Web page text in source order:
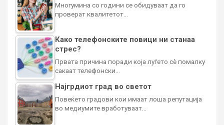
Многумина со години се обидуваат да го
проверат квалитетот…
Како телефонските повици ни станаа
стрес?
Првата причина поради која луѓето сè помалку
сакаат телефонски…
Најгрдиот град во светот
Повеќето градови кои имаат лоша репутација
во медиумите вработуваат…